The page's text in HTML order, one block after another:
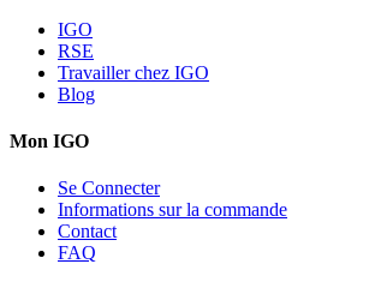
IGO
RSE
Travailler chez IGO
Blog
Mon IGO
Se Connecter
Informations sur la commande
Contact
FAQ